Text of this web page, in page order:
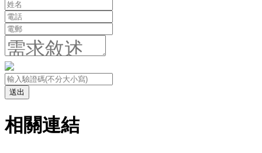
送出
相關連結